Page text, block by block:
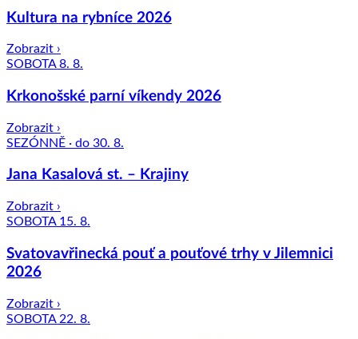
Kultura na rybníce 2026
Zobrazit ›
SOBOTA 8. 8.
Krkonošské parní víkendy 2026
Zobrazit ›
SEZÓNNĚ · do 30. 8.
Jana Kasalová st. – Krajiny
Zobrazit ›
SOBOTA 15. 8.
Svatovavřinecká pouť a pouťové trhy v Jilemnici
2026
Zobrazit ›
SOBOTA 22. 8.